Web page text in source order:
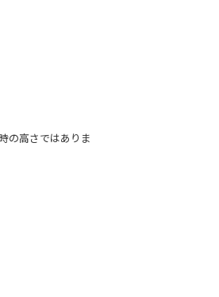
の高さではありま